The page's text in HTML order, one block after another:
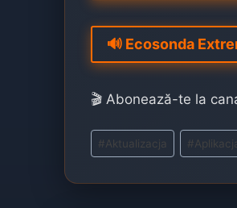
🔊 Ecosonda
🎬 Abonează-te la
Post
Tags:
#Aktualizacja #